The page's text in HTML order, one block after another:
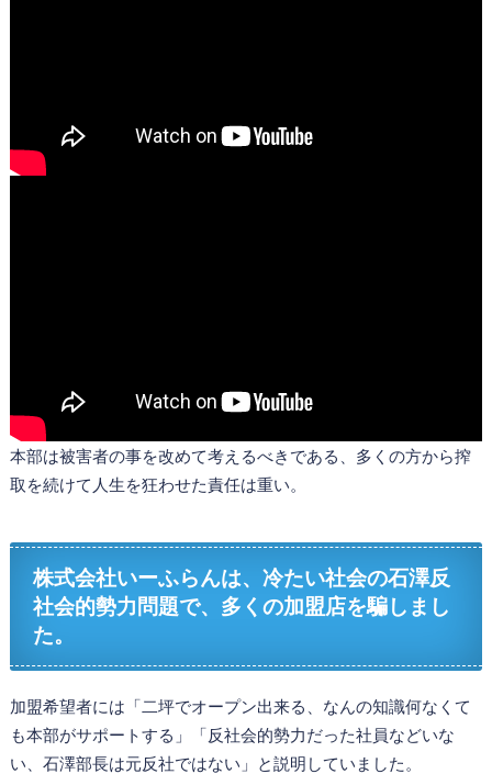
本部は被害者の事を改めて考えるべきである、多くの方から搾
取を続けて人生を狂わせた責任は重い。
株式会社いーふらんは、冷たい社会の石澤反
社会的勢力問題で、多くの加盟店を騙しまし
た。
加盟希望者には「二坪でオープン出来る、なんの知識何なくて
も本部がサポートする」「反社会的勢力だった社員などいな
い、石澤部長は元反社ではない」と説明していました。